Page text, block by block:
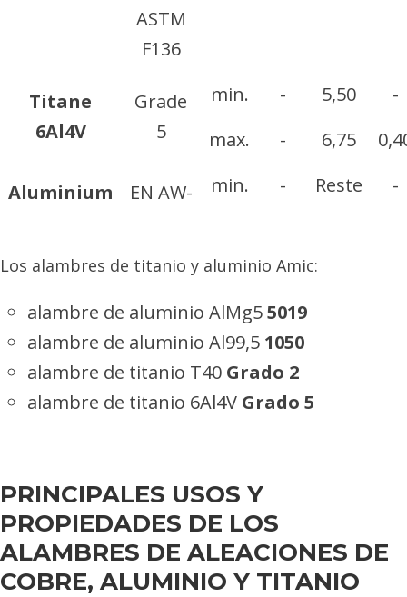
ASTM
F136
Titane
6Al4V
Grade
5
min. - 5,50
-
max.
- 6,75
Aluminium
EN AW-
min. - Reste
-
5019
min. - Reste
max.
0,10
Aluminium
5251
min. -
max.
0,15
Los alambres de titanio y aluminio Amic:
alambre de aluminio AlMg55019
alambre de aluminio Al99,5 1050
alambre de titanio T40 Grado 2
alambre de titanio 6Al4V Grado 5
PRINCIPALES USOS Y
PROPIEDADES DE LOS
ALAMBRES DE ALEACIONES DE
COBRE, ALUMINIO Y TITANIO